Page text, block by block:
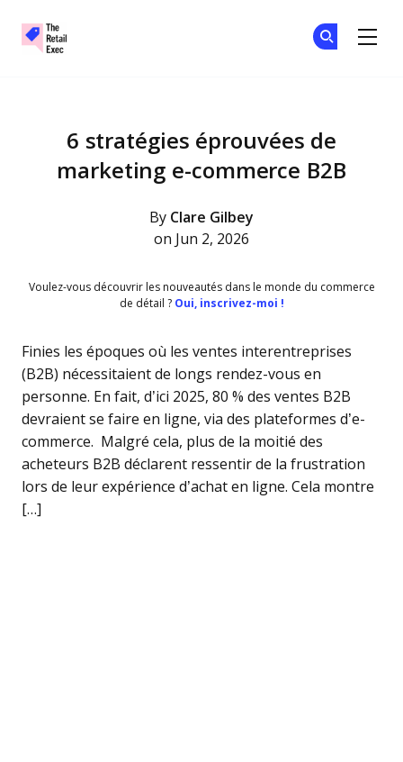
6 stratégies éprouvées de
marketing e-commerce B2B
By Clare Gilbey
on Jun 2, 2026
Voulez-vous découvrir les nouveautés dans le monde du commerce
de détail ?Oui, inscrivez-moi !
Finies les époques où les ventes interentreprises
(B2B) nécessitaient de longs rendez-vous en
personne. En fait, d’ici 2025, 80 % des ventes B2B
devraient se faire en ligne, via des plateformes d’e-
commerce. Malgré cela, plus de la moitié des
acheteurs B2B déclarent ressentir de la frustration
lors de leur expérience d’achat en ligne. Cela montre
[…]